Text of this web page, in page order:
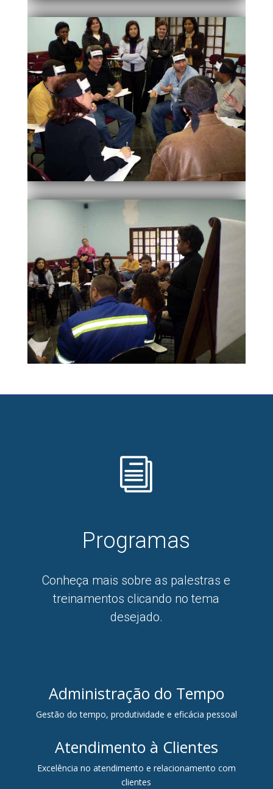
i
Programas
Conheça mais sobre as palestras e
treinamentos clicando no tema
desejado.
Administração do Tempo
Gestão do tempo, produtividade e eficácia pessoal
Atendimento à Clientes
Excelência no atendimento e relacionamento com
clientes